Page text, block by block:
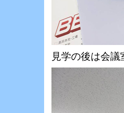
見学の後は会